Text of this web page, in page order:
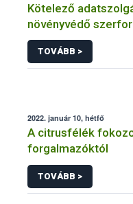
Kötelező
növényvédő
TOVÁBB >
2022. január 10, hétfő
A citrusfélék
forgalmazóktól
TOVÁBB >